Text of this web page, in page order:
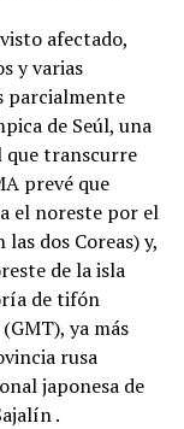
afectado,
y varias
parcialmente
de Seúl, una
que transcurre
prevé que
el noreste por el
dos Coreas) y,
de la isla
de tifón
ya más
rusa
japonesa de
.